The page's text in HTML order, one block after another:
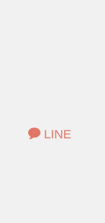
LINE